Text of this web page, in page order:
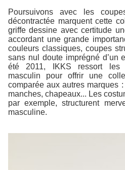
Poursuivons avec les
décontractée marquent cette
griffe dessine avec certitude
accordant une grande
couleurs classiques, coupes
sans nul doute imprégné d’un
été 2011, IKKS ressort les
masculin pour offrir une
comparée aux autres marques
manches, chapeaux... Les
par exemple, structurent
masculine.